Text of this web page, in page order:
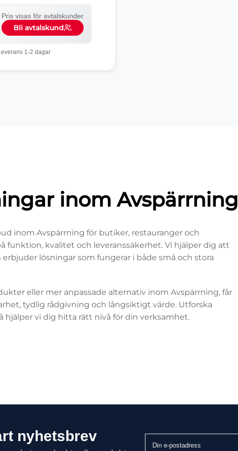
Pris visas för avtalskunder
Bli avtalskund
1-2 dagar
inom Avspärrning
inom Avspärrning för butiker, restauranger och
funktion, kvalitet och leveranssäkerhet. Vi hjälper dig att
lösningar som fungerar i både små och stora
eller mer anpassade alternativ inom Avspärrning, får
tydlig rådgivning och långsiktigt värde. Utforska
hjälper vi dig hitta rätt nivå för din verksamhet.
nyhetsbrev